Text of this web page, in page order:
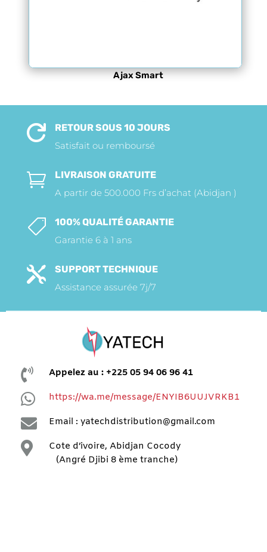
Ajax Smart

RETOUR SOUS 10 JOURS
Satisfait ou remboursé

LIVRAISON GRATUITE
A partir de 500.000 Frs d’achat (Abidjan )

100% QUALITÉ GARANTIE
Garantie 6 à 1 ans

SUPPORT TECHNIQUE
Assistance assurée 7j/7
 Appelez au : +225 05 94 06 96 41
 https://wa.me/message/ENYIB6UUJVRKB1
 Email : yatechdistribution@gmail.com

Cote d’ivoire, Abidjan Cocody
(Angré Djibi 8 ème tranche)